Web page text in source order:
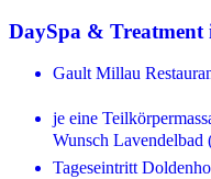
DaySpa & Treatment
Gault Millau
je eine
Wunsch Lavendelbad
Tageseintritt